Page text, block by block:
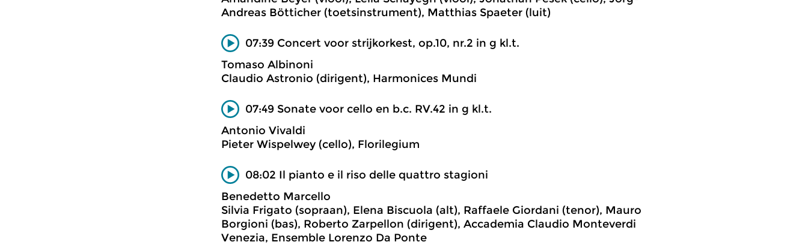
Andreas Bötticher (toetsinstrument), Matthias Spaeter (luit)
07:39 Concert voor strijkorkest, op.10, nr.2 in g kl.t.
Tomaso Albinoni
Claudio Astronio (dirigent), Harmonices Mundi
07:49 Sonate voor cello en b.c. RV.42 in g kl.t.
Antonio Vivaldi
Pieter Wispelwey (cello), Florilegium
08:02 Il pianto e il riso delle quattro stagioni
Benedetto Marcello
Silvia Frigato (sopraan), Elena Biscuola (alt), Raffaele Giordani (tenor), Mauro
Borgioni (bas), Roberto Zarpellon (dirigent), Accademia Claudio Monteverdi
Venezia, Ensemble Lorenzo Da Ponte